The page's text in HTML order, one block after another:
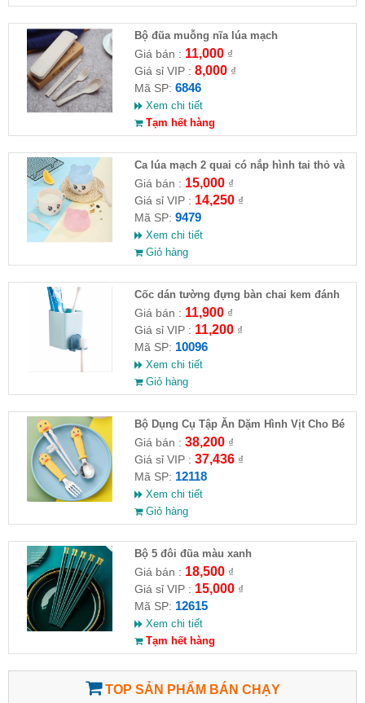
Bộ đũa muỗng nĩa lúa mạch
Giá bán : 11,000₫
Giá sỉ VIP : 8,000₫
Mã SP: 6846
Xem chi tiết
Tạm hết hàng
Ca lúa mạch 2 quai có nắp hình tai thỏ và
tròn có kèm muỗng 12x11.7cm
Giá bán : 15,000₫
Giá sỉ VIP : 14,250₫
Mã SP: 9479
Xem chi tiết
Giỏ hàng
Cốc dán tường đựng bàn chai kem đánh
răng
Giá bán : 11,900₫
Giá sỉ VIP : 11,200₫
Mã SP: 10096
Xem chi tiết
Giỏ hàng
Bộ Dụng Cụ Tập Ăn Dặm Hình Vịt Cho Bé
Giá bán : 38,200₫
Giá sỉ VIP : 37,436₫
Mã SP: 12118
Xem chi tiết
Giỏ hàng
Bộ 5 đôi đũa màu xanh
Giá bán : 18,500₫
Giá sỉ VIP : 15,000₫
Mã SP: 12615
Xem chi tiết
Tạm hết hàng
TOP SẢN PHẨM BÁN CHẠY